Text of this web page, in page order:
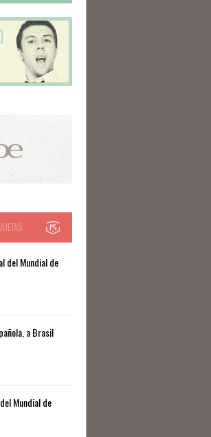
del Mundial de
a Brasil
Mundial de